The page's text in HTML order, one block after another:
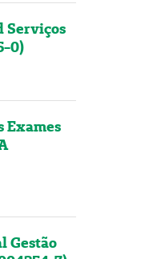
Serviços
0)
Exames
Gestão